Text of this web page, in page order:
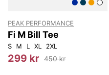
PEAK PERFORMANCE
Fi M Bill Tee
S M L XL 2XL
299 kr 450 kr